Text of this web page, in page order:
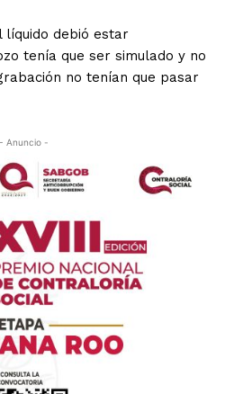
líquido debió estar
tenía que ser simulado y no
no tenían que pasar
- Anuncio -